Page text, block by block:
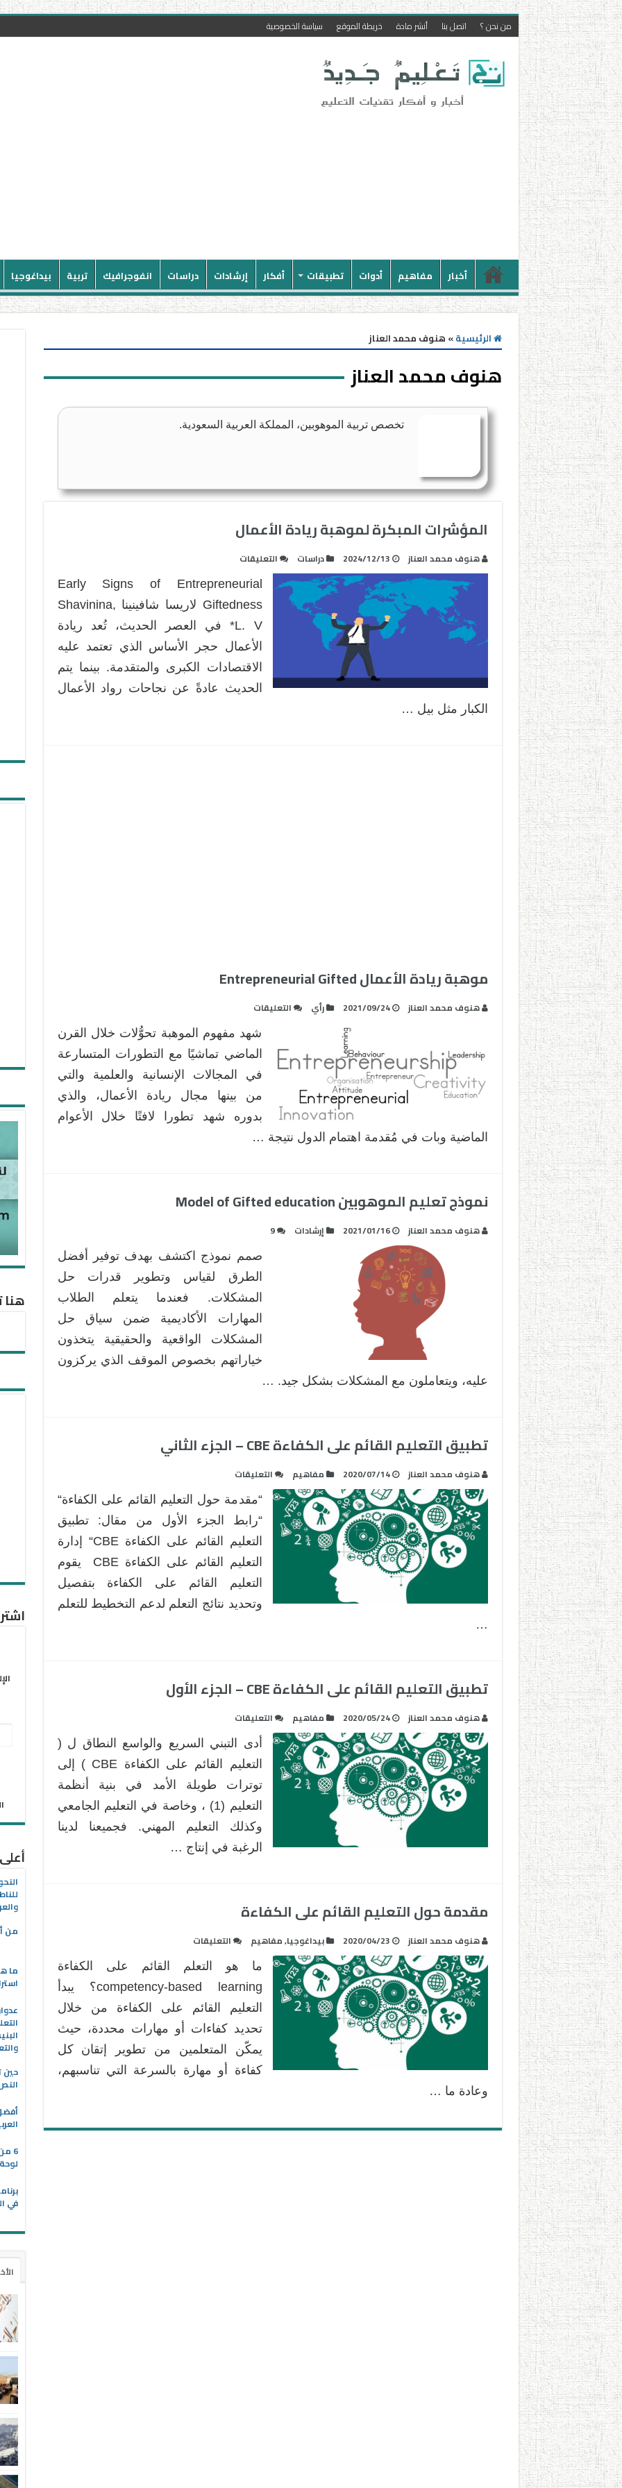
من نحن ؟ اتصل بنا أنشر مادة خريطة الموقع سياسة الخصوصية
أخبار مفاهيم أدوات تطبيقات أفكار إرشادات دراسات انفوجرافيك تربية بيداغوجيا
الرئيسية» هنوف محمد العناز
هنوف محمد العناز
تخصص تربية الموهوبين، المملكة العربية السعودية.
المؤشرات المبكرة لموهبة ريادة الأعمال
هنوف محمد العناز 2024/12/13 دراسات التعليقات
المبكرة
لموهبة
ريادة
الأعمال
مغلقة
Early Signs of Entrepreneurial
Giftedness لاريسا شافينينا Shavinina,
L. V* في العصر الحديث، تُعد ريادة
الأعمال حجر الأساس الذي تعتمد عليه
الاقتصادات الكبرى والمتقدمة. بينما يتم
الحديث عادةً عن نجاحات رواد الأعمال
الكبار مثل بيل …
موهبة ريادة الأعمال Entrepreneurial Gifted
هنوف محمد العناز 2021/09/24 رأي التعليقات
ريادة
الأعمال
Entrepreneurial
Gifted
مغلقة
شهد مفهوم الموهبة تحوُّلات خلال القرن
الماضي تماشيًا مع التطورات المتسارعة
في المجالات الإنسانية والعلمية والتي
من بينها مجال ريادة الأعمال، والذي
بدوره شهد تطورا لافتًا خلال الأعوام
الماضية وبات في مُقدمة اهتمام الدول نتيجة …
نموذج تعليم الموهوبين Model of Gifted education
هنوف محمد العناز 2021/01/16 إرشادات 9
صمم نموذج اكتشف بهدف توفير أفضل
الطرق لقياس وتطوير قدرات حل
المشكلات. فعندما يتعلم الطلاب
المهارات الأكاديمية ضمن سياق حل
المشكلات الواقعية والحقيقية يتخذون
خياراتهم بخصوص الموقف الذي يركزون
عليه، ويتعاملون مع المشكلات بشكل جيد. …
تطبيق التعليم القائم على الكفاءة CBE – الجزء الثاني
هنوف محمد العناز 2020/07/14 مفاهيم التعليقات
التعليم
القائم
على
الكفاءة
CBE
–
الجزء
“مقدمة حول التعليم القائم على الكفاءة“
“رابط الجزء الأول من مقال: تطبيق
التعليم القائم على الكفاءة CBE“ إدارة
التعليم القائم على الكفاءة CBE يقوم
التعليم القائم على الكفاءة بتفصيل
وتحديد نتائج التعلم لدعم التخطيط للتعلم
…
تطبيق التعليم القائم على الكفاءة CBE – الجزء الأول
هنوف محمد العناز 2020/05/24 مفاهيم التعليقات
التعليم
القائم
على
الكفاءة
CBE
–
الجزء
أدى التبني السريع والواسع النطاق ل (
التعليم القائم على الكفاءة CBE ) إلى
توترات طويلة الأمد في بنية أنظمة
التعليم (1) ، وخاصة في التعليم الجامعي
وكذلك التعليم المهني. فجميعنا لدينا
الرغبة في إنتاج …
مقدمة حول التعليم القائم على الكفاءة
هنوف محمد العناز 2020/04/23 بيداغوجيا,مفاهيم التعليقات
حول
التعليم
القائم
على
الكفاءة
مغلقة
ما هو التعلم القائم على الكفاءة
competency-based learning؟ يبدأ
التعليم القائم على الكفاءة من خلال
تحديد كفاءات أو مهارات محددة، حيث
يمكّن المتعلمين من تطوير إتقان كل
كفاءة أو مهارة بالسرعة التي تناسبهم،
وعادة ما …
هنا
من
ما
حين
6
في